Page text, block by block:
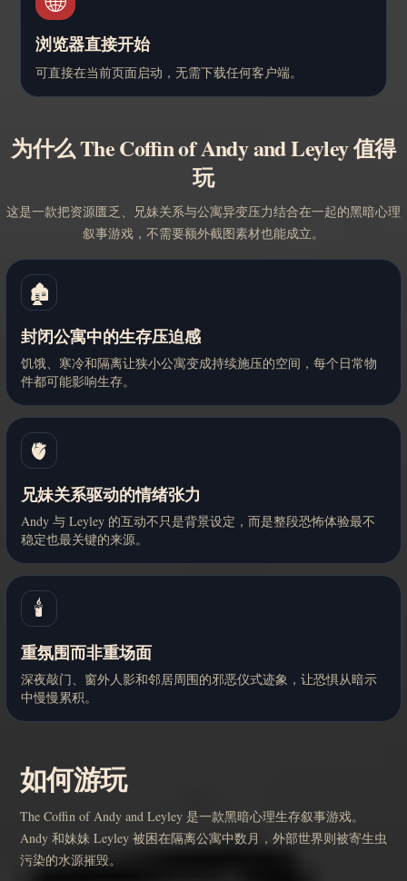
浏览器直接开始
可直接在当前页面启动，无需下载任何客户端。
为什么 The Coffin of Andy and Leyley 值得
玩
这是一款把资源匮乏、兄妹关系与公寓异变压力结合在一起的黑暗心理
叙事游戏，不需要额外截图素材也能成立。
🏚️
封闭公寓中的生存压迫感
饥饿、寒冷和隔离让狭小公寓变成持续施压的空间，每个日常物
件都可能影响生存。
🫀
兄妹关系驱动的情绪张力
Andy 与 Leyley 的互动不只是背景设定，而是整段恐怖体验最不
稳定也最关键的来源。
🕯️
重氛围而非重场面
深夜敲门、窗外人影和邻居周围的邪恶仪式迹象，让恐惧从暗示
中慢慢累积。
如何游玩
The Coffin of Andy and Leyley 是一款黑暗心理生存叙事游戏。
Andy 和妹妹 Leyley 被困在隔离公寓中数月，外部世界则被寄生虫
污染的水源摧毁。